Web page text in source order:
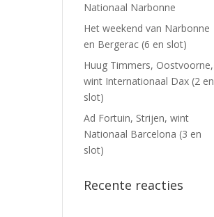
Nationaal Narbonne
Het weekend van Narbonne
en Bergerac (6 en slot)
Huug Timmers, Oostvoorne,
wint Internationaal Dax (2 en
slot)
Ad Fortuin, Strijen, wint
Nationaal Barcelona (3 en
slot)
Recente reacties